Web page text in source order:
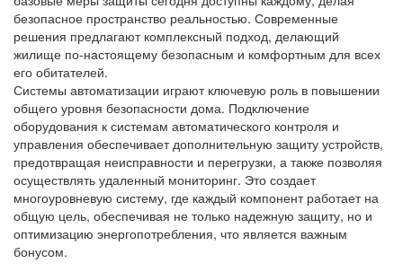
безопасное пространство реальностью. Современные
решения предлагают комплексный подход, делающий
жилище по-настоящему безопасным и комфортным для всех
его обитателей.
Системы автоматизации играют ключевую роль в повышении
общего уровня безопасности дома. Подключение
оборудования к системам автоматического контроля и
управления обеспечивает дополнительную защиту устройств,
предотвращая неисправности и перегрузки, а также позволяя
осуществлять удаленный мониторинг. Это создает
многоуровневую систему, где каждый компонент работает на
общую цель, обеспечивая не только надежную защиту, но и
оптимизацию энергопотребления, что является важным
бонусом.